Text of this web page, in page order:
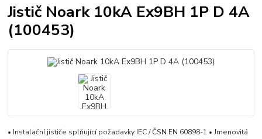
Jistič Noark 10kA Ex9BH 1P D 4A
(100453)
• Instalační jističe splňující požadavky IEC / ČSN EN 60898-1 • Jmenovitá